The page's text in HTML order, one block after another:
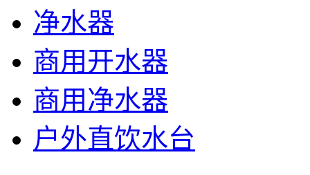
净水器
商用开水器
商用净水器
户外直饮水台